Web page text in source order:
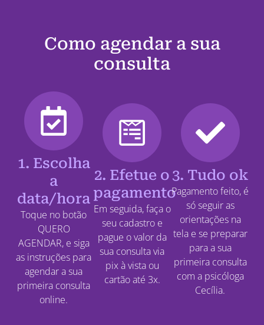
Como agendar a sua
consulta
1. Escolha
a
data/hora
Toque no botão
QUERO
AGENDAR, e siga
as instruções para
agendar a sua
primeira consulta
online.
2. Efetue o
pagamento
Em seguida, faça o
seu cadastro e
pague o valor da
sua consulta via
pix à vista ou
cartão até 3x.
3. Tudo ok
Pagamento feito, é
só seguir as
orientações na
tela e se preparar
para a sua
primeira consulta
com a psicóloga
Cecília.